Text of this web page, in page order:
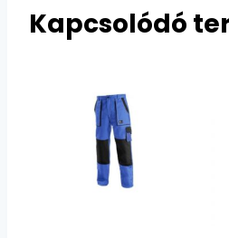
Kapcsolódó